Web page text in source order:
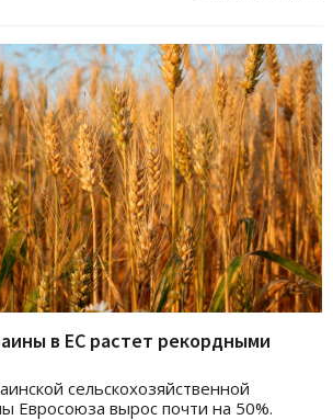
в ЕС растет рекордными
сельскохозяйственной
Евросоюза вырос почти на 50%.